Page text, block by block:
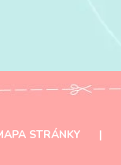
STRÁNKY |